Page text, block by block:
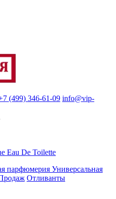
(499) 346-61-09 info@vip-
Eau De Toilette
парфюмерия Универсальная
Отливанты